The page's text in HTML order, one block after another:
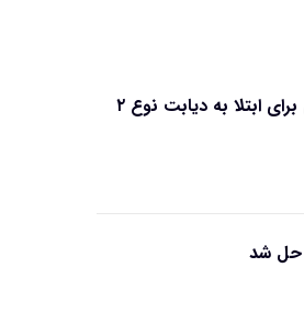
بیماری های لثه شاید مقدمه ای برای ابتلا به دیابت نوع ۲
حل شد